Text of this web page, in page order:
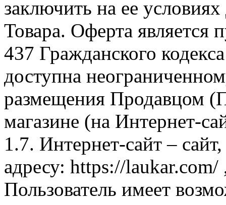
заключить на ее
Товара. Оферта является
437 Гражданского
доступна
размещения Продавцом
магазине (на Интернет-
1.7. Интернет-сайт –
адресу: https://laukar.com/
Пользователь имеет